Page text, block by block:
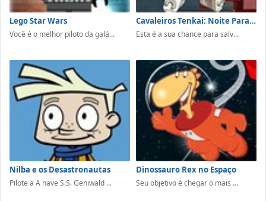
Lego Star Wars
Você é o melhor piloto da galá...
Cavaleiros Tenkai: Noite Para Redenção
Esta é a sua chance para salv...
Nilba e os Desastronautas
Pilote a A nave S.S. Geniwald ...
Dinossauro Rex no Espaço
Seu objetivo é chegar o mais ...